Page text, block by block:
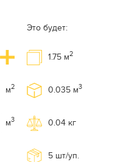
м2
м3
Это будет:
1.75 м2
0.035 м3
0.04 кг
5 шт/уп.